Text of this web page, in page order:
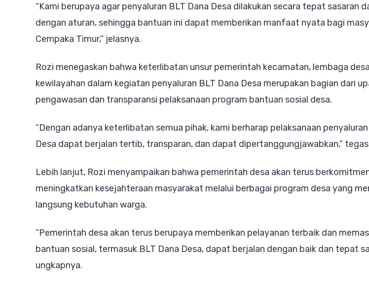
“Kami berupaya agar penyaluran BLT Dana Desa dilakukan secara tepat sasaran
dengan aturan, sehingga bantuan ini dapat memberikan manfaat nyata bagi
Cempaka Timur,” jelasnya.
Rozi menegaskan bahwa keterlibatan unsur pemerintah kecamatan, lembaga
kewilayahan dalam kegiatan penyaluran BLT Dana Desa merupakan bagian dari
pengawasan dan transparansi pelaksanaan program bantuan sosial desa.
“Dengan adanya keterlibatan semua pihak, kami berharap pelaksanaan
Desa dapat berjalan tertib, transparan, dan dapat dipertanggungjawabkan,”
Lebih lanjut, Rozi menyampaikan bahwa pemerintah desa akan terus
meningkatkan kesejahteraan masyarakat melalui berbagai program desa yang
langsung kebutuhan warga.
“Pemerintah desa akan terus berupaya memberikan pelayanan terbaik dan
bantuan sosial, termasuk BLT Dana Desa, dapat berjalan dengan baik dan tepat
ungkapnya.